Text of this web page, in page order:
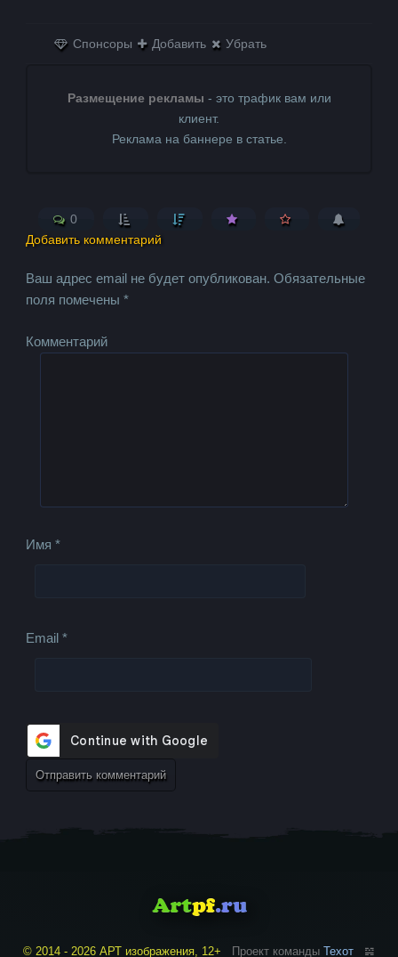
Спонсоры Добавить Убрать
Размещение рекламы - это трафик вам или
клиент.
Реклама на баннере в статье.
0
Добавить комментарий
Ваш адрес email не будет опубликован. Обязательные
поля помечены*
Комментарий
Имя*
Email*
© 2014 - 2026 АРТ изображения, 12+ Проект команды Техот 𝌴